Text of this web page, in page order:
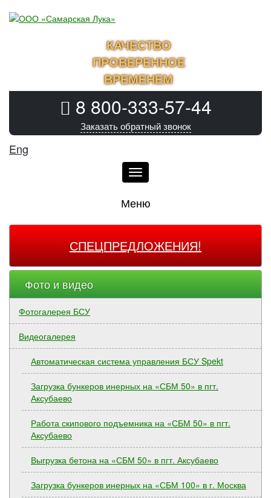
КАЧЕСТВО
ПРОВЕРЕННОЕ
ВРЕМЕНЕМ
8 800-333-57-44
Заказать обратный звонок
Eng
Меню
Меню
СПЕЦПРЕДЛОЖЕНИЯ!
Фото и видео
Фотогалерея БСУ
Видеогалерея
Автоматическая система управления БСУ Spekt
Загрузка бункеров инерных на «СБМ 50» в пгт.
Аксубаево
Работа скипового подъемника на «СБМ 50» в пгт.
Аксубаево
Выгрузка бетона на «СБМ 50» в пгт. Аксубаево
Загрузка бункеров инерных на «СБМ 100» в г. Москва